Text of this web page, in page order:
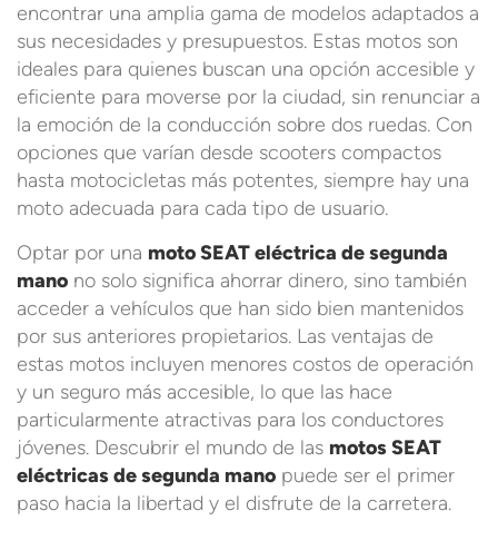
encontrar una amplia gama de modelos adaptados a
sus necesidades y presupuestos. Estas motos son
ideales para quienes buscan una opción accesible y
eficiente para moverse por la ciudad, sin renunciar a
la emoción de la conducción sobre dos ruedas. Con
opciones que varían desde scooters compactos
hasta motocicletas más potentes, siempre hay una
moto adecuada para cada tipo de usuario.
Optar por una moto SEAT eléctrica de segunda
mano no solo significa ahorrar dinero, sino también
acceder a vehículos que han sido bien mantenidos
por sus anteriores propietarios. Las ventajas de
estas motos incluyen menores costos de operación
y un seguro más accesible, lo que las hace
particularmente atractivas para los conductores
jóvenes. Descubrir el mundo de las motos SEAT
eléctricas de segunda mano puede ser el primer
paso hacia la libertad y el disfrute de la carretera.